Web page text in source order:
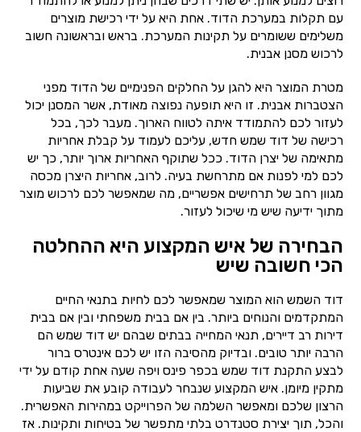
עם תקלות במערכת הדוד. אחת היא על ידי רכישת מוצרים
משלימים ששומרים על תקינות המערכת. בראש ובראשונה חשוב
לרכוש מסנן אבנית.
מטרת המוצר היא להגן על החלקים הפנימיים של הדוד מפני
הצטברות אבנית. זו היא תופעה נפוצה מאודת, אשר המסנן יכול
לעזור לכם להתמודד איתה לטווח הארוך. מעבר לכך, בכל
רכישה של דוד שמש חדש, עליכם לעמוד על קבלת אחריות
מתאימה של יצרן הדוד. ככל שתוקף האחריות ארוך יותר, כך יש
לכם למי לפנות אם מתרחשת בעיה. לרוב, אחריות היצרן מכסה
מגוון רחב של תרחישים אפשריים, מה שמאפשר לכם לרכוש מוצר
מתוך ידיעה שיש מי שיכול לעזור.
הבחירה של איש המקצוע היא ההחלטה
הכי חשובה שיש
דוד השמש הוא המוצר שמאפשר לכם לחיות בתנאי החיים
המתקדמים והנוחים ביותר. בין אם בבית משפחתי ובין אם בבית
דירות רב דיירים, תנאי המחייה בבתים שבהם יש דוד שמש הם
הרבה יותר טובים. ובדיוק מהסיבה הזו יש לכם אינטרס ברור
לבצע התקנת דוד שמש בכפר פינס ויפה שעה אחת קודם על ידי
מתקין מיומן. איש המקצוע שנבחר לעבודה קובע את שביעות
הרצון שלכם ומאפשר השלמה של הפרוייקט במהירות האפשרית.
והכל, תוך יצירת סטנדרט בלתי מתפשר של בטיחות ותקינות. אז